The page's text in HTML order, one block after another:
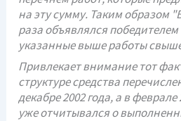
на эту сумму. Таким образом
раза объявлялся
указанные выше работы
Привлекает внимание тот
структуре средства
декабре 2002 года, а в
уже отчитывался о